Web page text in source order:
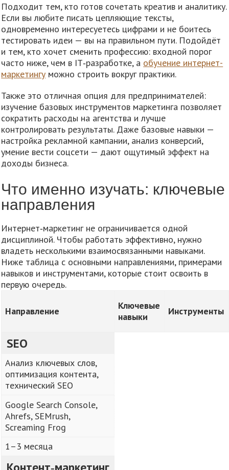
Подходит тем, кто готов сочетать креатив и аналитику.
Если вы любите писать цепляющие тексты,
одновременно интересуетесь цифрами и не боитесь
тестировать идеи — вы на правильном пути. Подойдёт
и тем, кто хочет сменить профессию: входной порог
часто ниже, чем в IT‑разработке, а обучение интернет-
маркетингу можно строить вокруг практики.
Также это отличная опция для предпринимателей:
изучение базовых инструментов маркетинга позволяет
сократить расходы на агентства и лучше
контролировать результаты. Даже базовые навыки —
настройка рекламной кампании, анализ конверсий,
умение вести соцсети — дают ощутимый эффект на
доходы бизнеса.
Что именно изучать: ключевые
направления
Интернет‑маркетинг не ограничивается одной
дисциплиной. Чтобы работать эффективно, нужно
владеть несколькими взаимосвязанными навыками.
Ниже таблица с основными направлениями, примерами
навыков и инструментами, которые стоит освоить в
первую очередь.
Направление
Ключевые
навыки
Инструменты
SEO
Анализ ключевых слов,
оптимизация контента,
технический SEO
Google Search Console,
Ahrefs, SEMrush,
Screaming Frog
1–3 месяца
Контент‑маркетинг